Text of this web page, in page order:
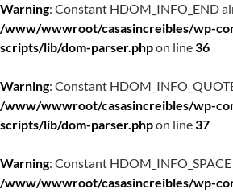
Warning: Constant HDOM_INFO_END
/www/wwwroot/casasincreibles/wp-
scripts/lib/dom-parser.phpon line36
Warning: Constant
/www/wwwroot/casasincreibles/wp-
scripts/lib/dom-parser.phpon line37
Warning: Constant
/www/wwwroot/casasincreibles/wp-